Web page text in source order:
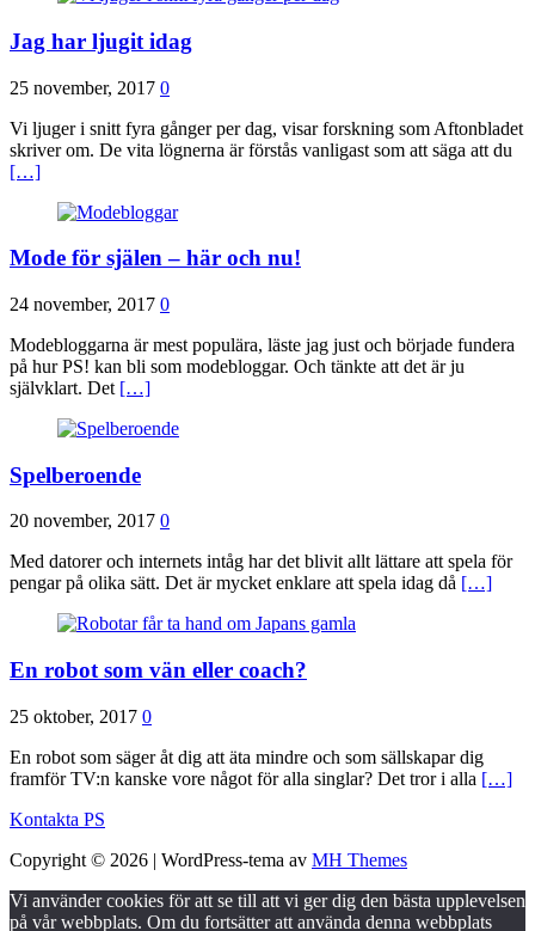
Jag har ljugit idag
25 november, 2017 0
Vi ljuger i snitt fyra gånger per dag, visar forskning som Aftonbladet
skriver om. De vita lögnerna är förstås vanligast som att säga att du
[…]
Mode för själen – här och nu!
24 november, 2017 0
Modebloggarna är mest populära, läste jag just och började fundera
på hur PS! kan bli som modebloggar. Och tänkte att det är ju
självklart. Det […]
Spelberoende
20 november, 2017 0
Med datorer och internets intåg har det blivit allt lättare att spela för
pengar på olika sätt. Det är mycket enklare att spela idag då […]
En robot som vän eller coach?
25 oktober, 2017 0
En robot som säger åt dig att äta mindre och som sällskapar dig
framför TV:n kanske vore något för alla singlar? Det tror i alla […]
Kontakta PS
Copyright © 2026 | WordPress-tema av MH Themes
Vi använder cookies för att se till att vi ger dig den bästa upplevelsen
på vår webbplats. Om du fortsätter att använda denna webbplats